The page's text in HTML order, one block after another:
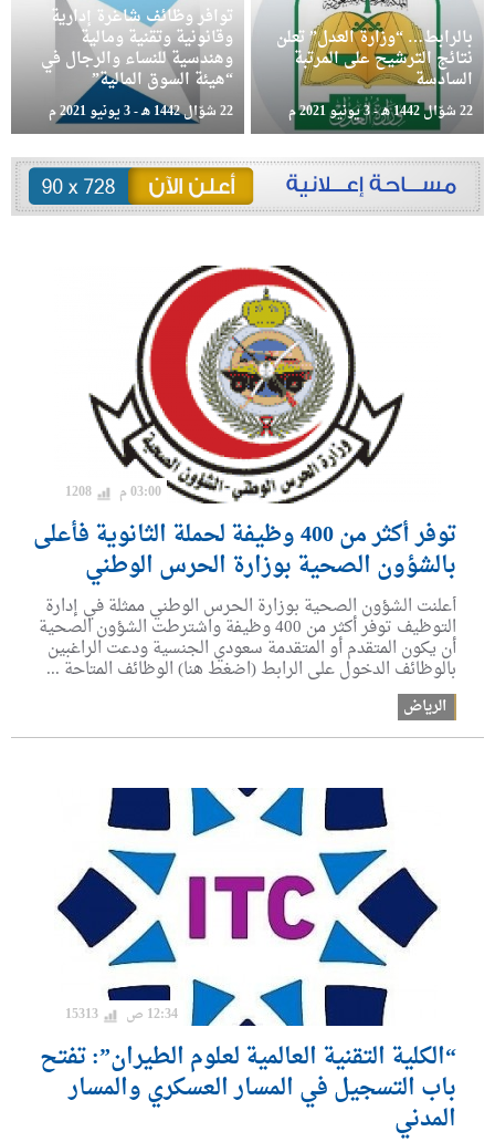
بالرابط… “وزارة العدل” تعلن
نتائج الترشيح على المرتبة
السادسة
22 شوّال 1442 هـ - 3 يونيو 2021 م
توافر وظائف شاغرة إدارية
وقانونية وتقنية ومالية
وهندسية للنساء والرجال في
“هيئة السوق المالية”
22 شوّال 1442 هـ - 3 يونيو 2021 م
03:00 م 1208
توفر أكثر من 400 وظيفة لحملة الثانوية فأعلى
بالشؤون الصحية بوزارة الحرس الوطني
أعلنت الشؤون الصحية بوزارة الحرس الوطني ممثلة في إدارة
التوظيف توفر أكثر من 400 وظيفة واشترطت الشؤون الصحية
أن يكون المتقدم أو المتقدمة سعودي الجنسية ودعت الراغبين
بالوظائف الدخول على الرابط (اضغط هنا) الوظائف المتاحة ...
الرياض
12:34 ص 15313
“الكلية التقنية العالمية لعلوم الطيران”: تفتح
باب التسجيل في المسار العسكري والمسار
المدني